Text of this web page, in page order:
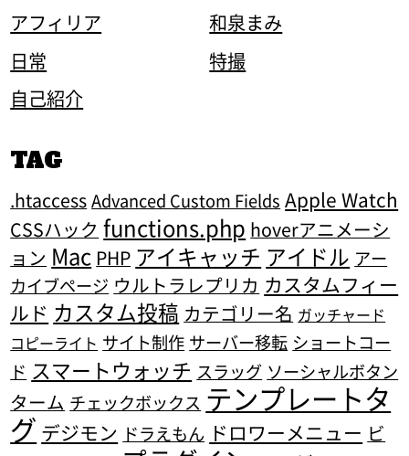
アフィリア
和泉まみ
日常
特撮
自己紹介
TAG
.htaccess Advanced Custom Fields Apple Watch
CSSハック functions.php hoverアニメーシ
ョン Mac PHP アイキャッチ アイドル アー
カイブページ ウルトラレプリカ カスタムフィー
ルド カスタム投稿 カテゴリー名 ガッチャード
コピーライト サイト制作 サーバー移転 ショートコー
ド スマートウォッチ スラッグ ソーシャルボタン
ターム チェックボックス テンプレートタ
グ デジモン ドラえもん ドロワーメニュー ビ